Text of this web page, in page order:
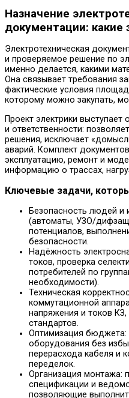
Назначение
документации: какие
Электротехническая
и проверяемое решение по
именно делается, какими
Она связывает требования
фактические условия
которому можно закупать,
Проект электрики
и ответственности:
решения, исключает
аварий. Комплект
эксплуатацию, ремонт и
информацию о трассах,
Ключевые задачи,
Безопасность людей
(автоматы, УЗО/
потенциалов,
безопасности.
Надёжность
токов, проверка
потребителей по
необходимости).
Техническая
коммутационной
напряжения и токов
стандартов.
Оптимизация
оборудования без
перерасхода кабеля и
переделок.
Организация монтажа:
спецификации и
позволяющие